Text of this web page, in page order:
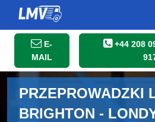
E-
MAIL
+44 208
PRZEPROWADZKI
BRIGHTON -